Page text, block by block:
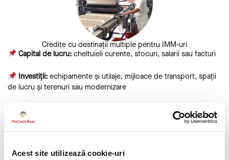
Acest site utilizează cookie-uri
Credite cu destinații multiple pentru IMM-uri
Capital de lucru:cheltuieli curente, stocuri, salarii sau facturi
Investiții: echipamente și utilaje, mijloace de transport, spații
de lucru și terenuri sau modernizare
Pachet Capital de lucru și investiții:
Finanțare completă cu o
singură analiză